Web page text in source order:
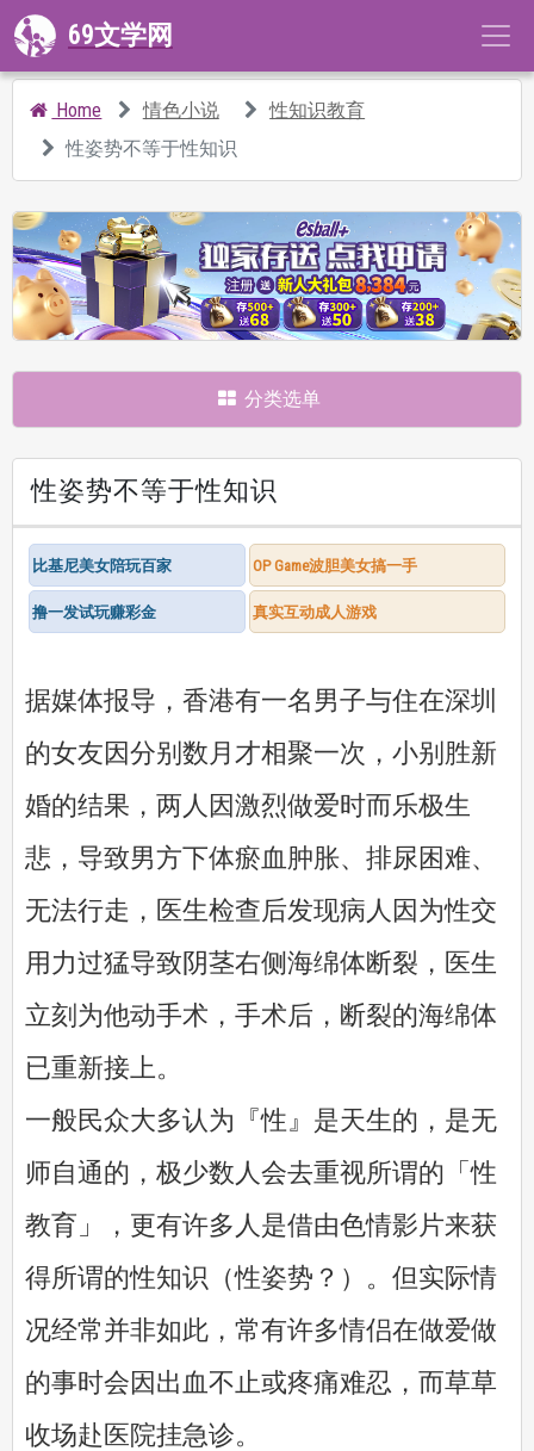
69文学网
Home 情色小说
性知识教育
性姿势不等于性知识
分类选单
性姿势不等于性知识
比基尼美女陪玩百家 OP Game波胆美女搞一手
撸一发试玩赚彩金 真实互动成人游戏
据媒体报导，香港有一名男子与住在深圳
的女友因分别数月才相聚一次，小别胜新
婚的结果，两人因激烈做爱时而乐极生
悲，导致男方下体瘀血肿胀、排尿困难、
无法行走，医生检查后发现病人因为性交
用力过猛导致阴茎右侧海绵体断裂，医生
立刻为他动手术，手术后，断裂的海绵体
已重新接上。
一般民众大多认为『性』是天生的，是无
师自通的，极少数人会去重视所谓的「性
教育」，更有许多人是借由色情影片来获
得所谓的性知识（性姿势？）。但实际情
况经常并非如此，常有许多情侣在做爱做
的事时会因出血不止或疼痛难忍，而草草
收场赴医院挂急诊。